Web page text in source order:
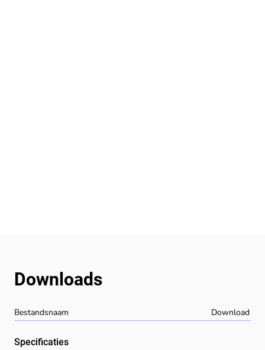
Bestandsnaam Download
Downloads
Specificaties